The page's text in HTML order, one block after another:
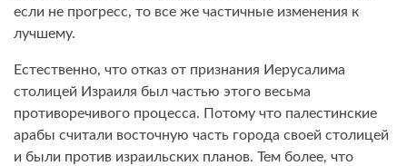
если не прогресс, то все же частичные изменения к
лучшему.
Естественно, что отказ от признания Иерусалима
столицей Израиля был частью этого весьма
противоречивого процесса. Потому что палестинские
арабы считали восточную часть города своей столицей
и были против израильских планов. Тем более, что